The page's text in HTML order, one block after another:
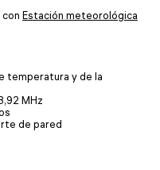
Estación meteorológica
temperatura y de la
MHz
de pared